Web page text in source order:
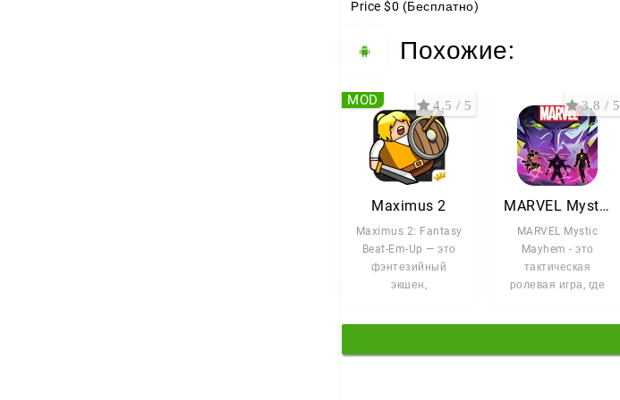
Price $0 (Бесплатно)
Похожие:
Maximus 2
Maximus 2: Fantasy
Beat-Em-Up — это
фэнтезийный
экшен,
4.5 / 5
MOD
MARVEL Mystic Mayhem
MARVEL Mystic
Mayhem - это
тактическая
ролевая игра, где
3.8 / 5